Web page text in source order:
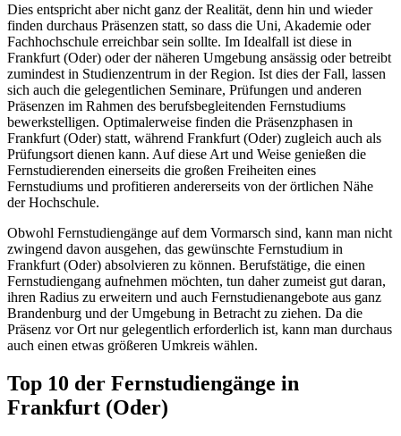
Dies entspricht aber nicht ganz der Realität, denn hin und wieder
finden durchaus Präsenzen statt, so dass die Uni, Akademie oder
Fachhochschule erreichbar sein sollte. Im Idealfall ist diese in
Frankfurt (Oder) oder der näheren Umgebung ansässig oder betreibt
zumindest in Studienzentrum in der Region. Ist dies der Fall, lassen
sich auch die gelegentlichen Seminare, Prüfungen und anderen
Präsenzen im Rahmen des berufsbegleitenden Fernstudiums
bewerkstelligen. Optimalerweise finden die Präsenzphasen in
Frankfurt (Oder) statt, während Frankfurt (Oder) zugleich auch als
Prüfungsort dienen kann. Auf diese Art und Weise genießen die
Fernstudierenden einerseits die großen Freiheiten eines
Fernstudiums und profitieren andererseits von der örtlichen Nähe
der Hochschule.
Obwohl Fernstudiengänge auf dem Vormarsch sind, kann man nicht
zwingend davon ausgehen, das gewünschte Fernstudium in
Frankfurt (Oder) absolvieren zu können. Berufstätige, die einen
Fernstudiengang aufnehmen möchten, tun daher zumeist gut daran,
ihren Radius zu erweitern und auch Fernstudienangebote aus ganz
Brandenburg und der Umgebung in Betracht zu ziehen. Da die
Präsenz vor Ort nur gelegentlich erforderlich ist, kann man durchaus
auch einen etwas größeren Umkreis wählen.
Top 10 der Fernstudiengänge in
Frankfurt (Oder)